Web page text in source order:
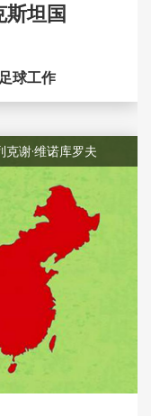
坦国
球工作
克谢·维诺库罗夫